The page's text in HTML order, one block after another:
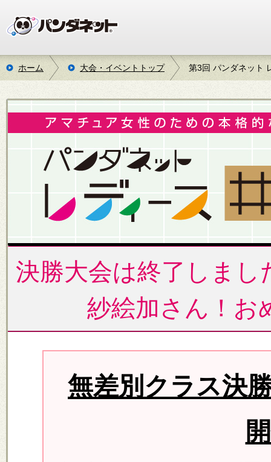
ホーム 大会・イベントトップ 第3回 パンダネット
決勝大会は終了しま
紗絵加さん！お
無差別クラス決